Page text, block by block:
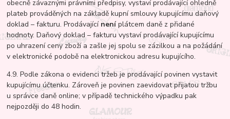
obecně závaznými právními předpisy, vystaví prodávající ohledně
plateb prováděných na základě kupní smlouvy kupujícímu daňový
doklad – fakturu. Prodávající neníplátcem daně z přidané
hodnoty. Daňový doklad – fakturu vystaví prodávající kupujícímu
po uhrazení ceny zboží a zašle jej spolu se zázilkou a na požádání
v elektronické podobě na elektronickou adresu kupujícího.
4.9. Podle zákona o evidenci tržeb je prodávající povinen vystavit
kupujícímu účtenku. Zároveň je povinen zaevidovat přijatou tržbu
u správce daně online; v případě technického výpadku pak
nejpozději do 48 hodin.